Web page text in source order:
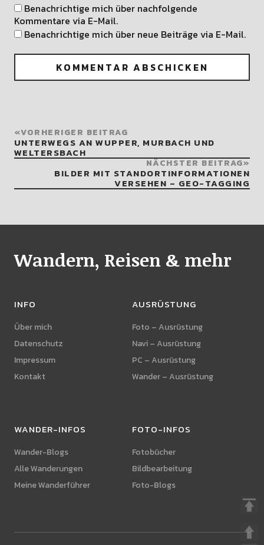
Benachrichtige mich über nachfolgende
Kommentare via E-Mail.
Benachrichtige mich über neue Beiträge via E-Mail.
VORHERIGER BEITRAG
UNTERWEGS AN WUPPER, MURBACH UND
WELTERSBACH
NÄCHSTER BEITRAG
BILDER MIT STANDORTINFORMATIONEN
VERSEHEN – GEO-TAGGING
Wandern, Reisen & mehr
INFO
Über mich
Datenschutz
Impressum
Kontakt
AUSRÜSTUNG
Foto – Ausrüstung
Navi – Ausrüstung
PC – Ausrüstung
Wander – Ausrüstung
WANDER-INFOS
Wander-Blogs
Alle Wanderungen
Meine Wanderführer
FOTO-INFOS
Fotobücher
Bildbearbeitung
Foto-Blogs